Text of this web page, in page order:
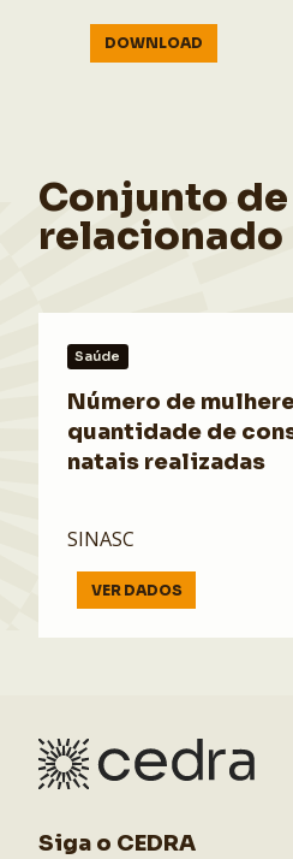
DOWNLOAD
Conjunto
relacionado
Saúde
Número de
quantidade de
natais realizadas
SINASC
VER DADOS
Siga o CEDRA